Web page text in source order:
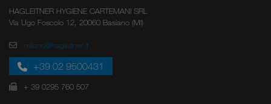
HAGLEITNER HYGIENE CARTEMANI SRL
Via Ugo Foscolo 12, 20060 Basiano (MI)
milano@hagleitner.it
+39 02 9500431
+ 39 0295 760 507